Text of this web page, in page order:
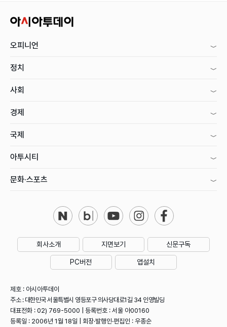
오피니언
정치
사회
경제
국제
아투시티
문화·스포츠
회사소개 지면보기 신문구독
PC버전 앱설치
제호 : 아시아투데이
주소 : 대한민국 서울특별시 영등포구 의사당대로1길 34 인영빌딩
대표전화 : 02) 769-5000 | 등록번호 : 서울 아00160
등록일 : 2006년 1월 18일 | 회장·발행인·편집인 : 우종순